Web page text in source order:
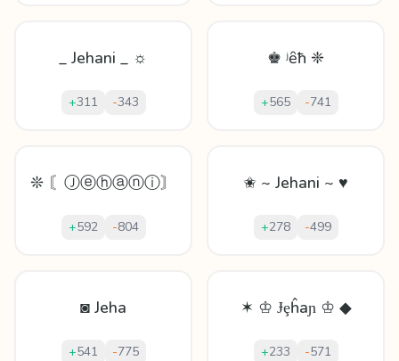
_ Jehani _ ☼
+311 -343
♚ ʲȇħ ❈
+565 -741
❊ 〘Ⓙⓔⓗⓐⓝⓘ〙
+592 -804
✬ ~ Jehani ~ ♥
+278 -499
◙ Jeha
+541 -775
✶ ♔ Ɉȩĥaɲ ♔ ◆
+233 -571